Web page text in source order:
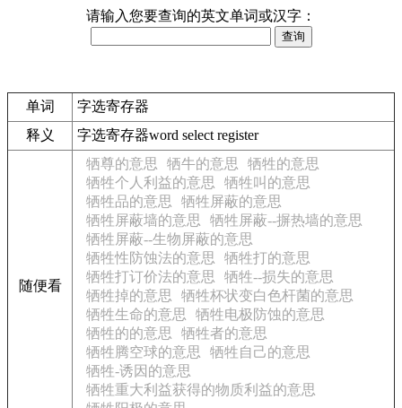
请输入您要查询的英文单词或汉字：
单词
字选寄存器
释义
字选寄存器word select register
随便看
牺尊的意思 牺牛的意思
牺牲的意思
牺牲个人利益的意思
牺牲叫的意思
牺牲品的意思
牺牲屏蔽的意思
牺牲屏蔽墙的意思
牺牲屏蔽--摒热墙的意思
牺牲屏蔽--生物屏蔽的意思
牺牲性防蚀法的意思
牺牲打的意思
牺牲打订价法的意思
牺牲--损失的意思
牺牲掉的意思
牺牲杯状变白色杆菌的意思
牺牲生命的意思
牺牲电极防蚀的意思
牺牲的的意思
牺牲者的意思
牺牲腾空球的意思
牺牲自己的意思
牺牲-诱因的意思
牺牲重大利益获得的物质利益的意思